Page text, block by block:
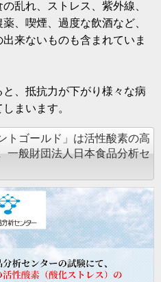
乱れ、ストレス、紫外線、
、喫煙、過度な飲酒など、
来ないものも含まれていま
、抵抗力が下がり様々な病
まいます。
トゴールド」は活性酸素の高
一般財団法人日本食品分析セ